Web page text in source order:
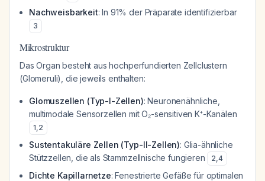
Nachweisbarkeit: In 91% der Präparate identifizierbar
3
Mikrostruktur
Das Organ besteht aus hochperfundierten Zellclustern
(Glomeruli), die jeweils enthalten:
Glomuszellen (Typ-I-Zellen): Neuronenähnliche,
multimodale Sensorzellen mit O₂-sensitiven K⁺-Kanälen
1,2
Sustentakuläre Zellen (Typ-II-Zellen): Glia-ähnliche
Stützzellen, die als Stammzellnische fungieren
2,4
Dichte Kapillarnetze: Fenestrierte Gefäße für optimalen